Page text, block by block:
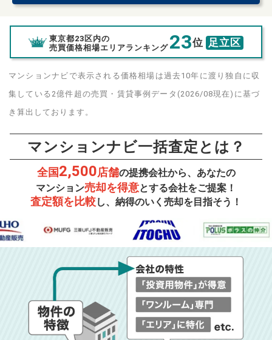
東京都23区内の
売買価格相場エリアランキング 23位 足立区
マンションナビで表示される価格相場は過去10年に渡り独自に収
集している2億件超の売買・賃貸事例データ(2026/08現在)に基づ
き算出しております。
マンションナビ一括査定とは？
全国2,500店舗の提携会社から、あなたの
マンション売却を得意とする会社をご提案！
査定額を比較し、納得のいく売却を目指そう！